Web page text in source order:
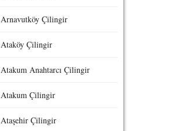
Arnavutköy Çilingir
Ataköy Çilingir
Atakum Anahtarcı Çilingir
Atakum Çilingir
Ataşehir Çilingir